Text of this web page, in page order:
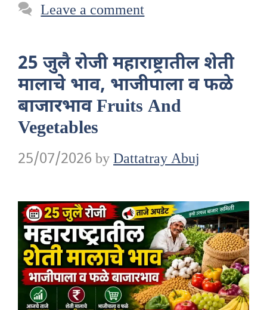
Leave a comment
25 जुलै रोजी महाराष्ट्रातील शेती
मालाचे भाव, भाजीपाला व फळे
बाजारभाव Fruits And
Vegetables
25/07/2026 byDattatray Abuj